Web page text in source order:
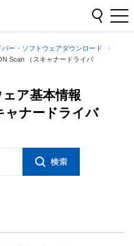
バー・ソフトウェアダウンロード
Scan （スキャナードライバ
ア基本情報
ャナードライバ